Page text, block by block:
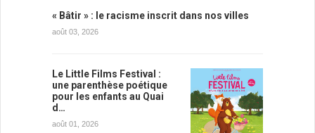
« Bâtir » : le racisme inscrit dans nos villes
août 03, 2026
Le Little Films Festival :
une parenthèse poétique
pour les enfants au Quai
d…
août 01, 2026